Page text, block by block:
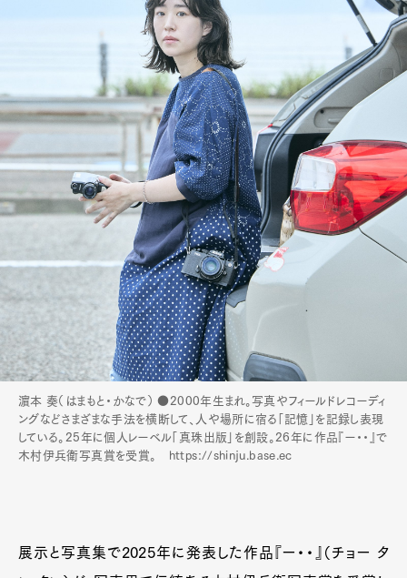
濵本 奏（はまもと・かなで） ●2000年生まれ。写真やフィールドレコーディ
ングなどさまざまな手法を横断して、人や場所に宿る「記憶」を記録し表現
している。25年に個人レーベル「真珠出版」を創設。26年に作品『ー・・』で
木村伊兵衛写真賞を受賞。 https://shinju.base.ec
展示と写真集で2025年に発表した作品『ー・・』（チョー タ